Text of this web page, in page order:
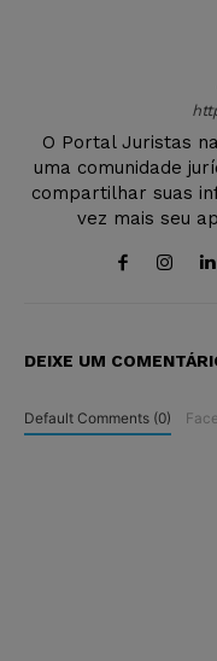
O Portal Juristas
uma comunidade
compartilhar suas
vez mais seu
DEIXE UM
Default Comments (0)